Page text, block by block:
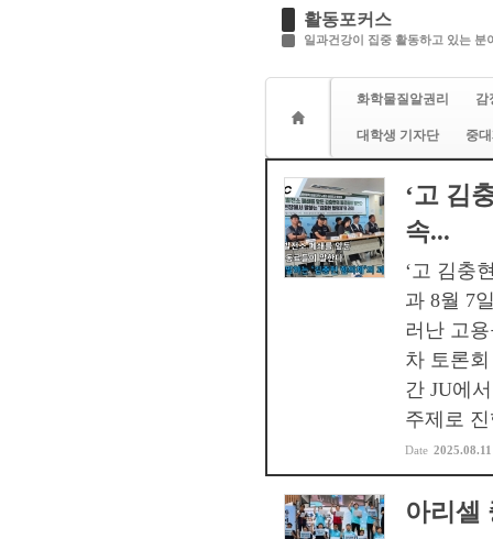
활동포커스
일과건강이 집중 활동하고 있는 분
화학물질알권리 감
대학생 기자단 중
‘고 김
속...
‘고 김충
과 8월 7
러난 고
차 토론
간 JU에
주제로
Date 2025.08.11
아리셀